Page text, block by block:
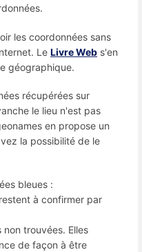
les coordonnées sans
Le Livre Web s'en
géographique.
récupérées sur
le lieu n'est pas
en propose un
la possibilité de le
bleues :
à confirmer par
non trouvées. Elles
de façon à être